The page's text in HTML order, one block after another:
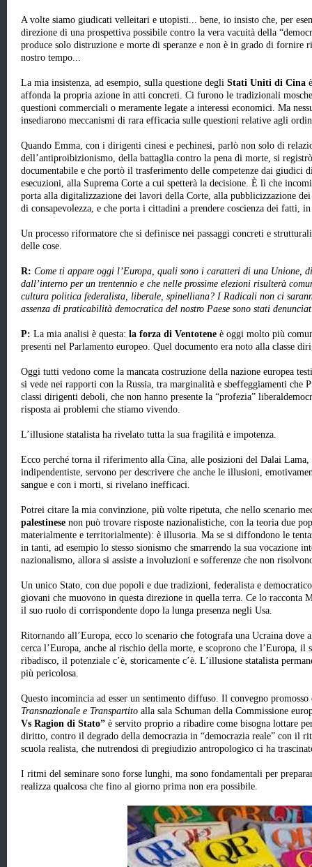
A volte siamo giudicati velleitari e utopisti... bene, io insisto che, per
direzione di una prospettiva possibile contro la vera vacuità della
produce solo distruzione e morte di speranze e non è in grado di fornire
nostro tempo...
La mia insistenza, ad esempio, sulla questione degli Stati Uniti di Cina
affonda la propria azione in atti concreti. Ci furono le tradizionali
questioni commerciali o meramente legate a interessi economici. Ma
insediarono meccanismi di rara efficacia sulle questioni relative agli
Quando Emma, con i dirigenti cinesi e pechinesi, parlò non solo di
dell’antiproibizionismo, della battaglia contro la pena di morte, si
documentabile e che portò il trasferimento delle competenze dai giudici
esecuzioni, alla Suprema Corte a cui spetterà la decisione. È lì che
porta alla digitalizzazione dei lavori della Corte, alla pubblicizzazione
di consapevolezza, e che porta i cittadini a prendere coscienza dei fatti,
Un processo riformatore che si definisce nei passaggi concreti e
delle cose.
R: Come ti appare oggi l’Europa, quali sono i caratteri di una Unione,
dall’interno per un trentennio e che nelle prossime elezioni risulterà
cultura politica federalista, liberale, spinelliana? I Radicali non ci
assenza di praticabilità democratica del nostro Paese sono stati
P: La mia analisi è questa: la forza di Ventotene è oggi molto più
presenti nel Parlamento europeo. Quel documento era noto alla classe
Oggi tutti vedono come la mancata costruzione della nazione europea
si vede nei rapporti con la Russia, tra marginalità e sbeffeggiamenti che
classi dirigenti deboli, che non hanno presente la “profezia”
risposta ai problemi che stiamo vivendo.
L’illusione statalista ha rivelato tutta la sua fragilità e impotenza.
Ecco perché torna il riferimento alla Cina, alle posizioni del Dalai Lama,
indipendentiste, servono per descrivere che anche le illusioni,
sangue e con i morti, si rivelano inefficaci.
Potrei citare la mia convinzione, più volte ripetuta, che nello scenario
palestinese non può trovare risposte nazionalistiche, con la teoria due
materialmente e territorialmente): è illusoria. Ma se si diffondono le
in tanti, ad esempio lo stesso sionismo che smarrendo la sua vocazione
nazionalismo, allora si assiste a involuzioni e sofferenze che non
Un unico Stato, con due popoli e due tradizioni, federalista e
giovani che muovono in questa direzione in quella terra. Ce lo racconta
il suo ruolo di corrispondente dopo la lunga presenza negli Usa.
Ritornando all’Europa, ecco lo scenario che fotografa una Ucraina dove
cerca l’Europa, anche al rischio della morte, e scoprono che l’Europa, il
ribadisco, il potenziale c’è, storicamente c’è. L’illusione statalista
più pericolosa.
Questo incomincia ad esser un sentimento diffuso. Il convegno
Transnazionale e Transpartito alla sala Schuman della Commissione
Vs Ragion di Stato” è servito proprio a ribadire come bisogna lottare
diritto, contro il degrado della democrazia in “democrazia reale” con il
scuola realista, che nutrendosi di pregiudizio antropologico ci ha
I ritmi del seminare sono forse lunghi, ma sono fondamentali per
realizza qualcosa che fino al giorno prima non era possibile.